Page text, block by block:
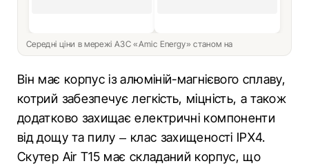
Середні ціни в мережі АЗС «Amic Energy» станом на
Він має корпус із алюміній-магнієвого сплаву,
котрий забезпечує легкість, міцність, а також
додатково захищає електричні компоненти
від дощу та пилу – клас захищеності IPX4.
Скутер Air T15 має складаний корпус, що